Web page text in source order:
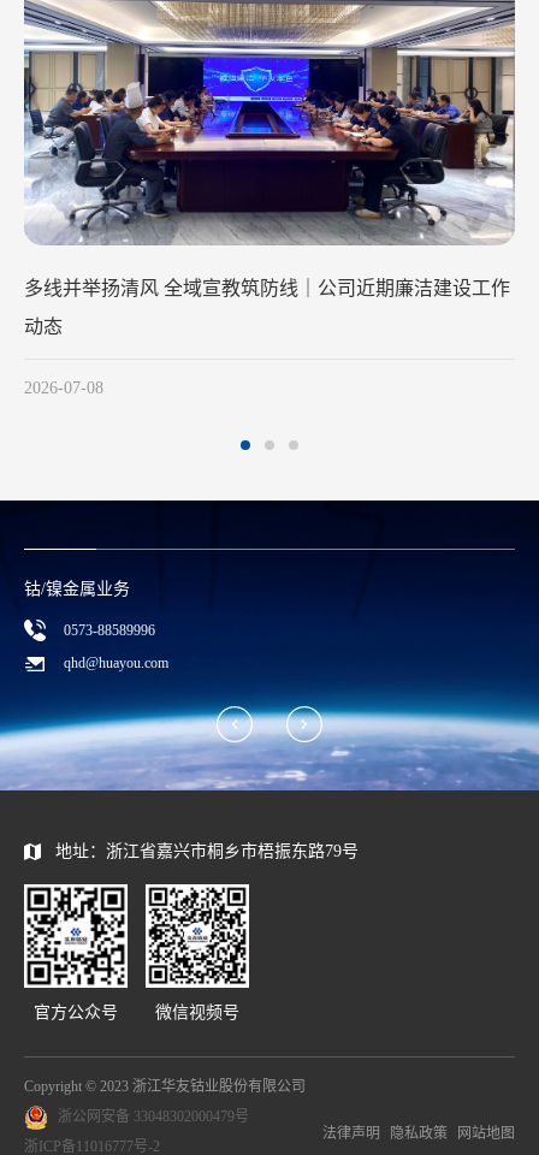
设工作 清风润初心 廉洁践使命
钴/镍金属业务
0573-88589996
qhd@huayou.com
地址：浙江省嘉兴市桐乡市梧振东路79号
官方公众号 微信视频号
Copyright © 2023 浙江华友钴业股份有限公司
浙公网安备 33048302000479号
浙ICP备11016777号-2
法律声明 隐私政策 网站地图